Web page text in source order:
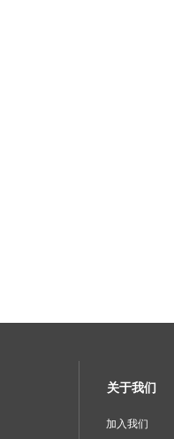
加入我们
关于我们